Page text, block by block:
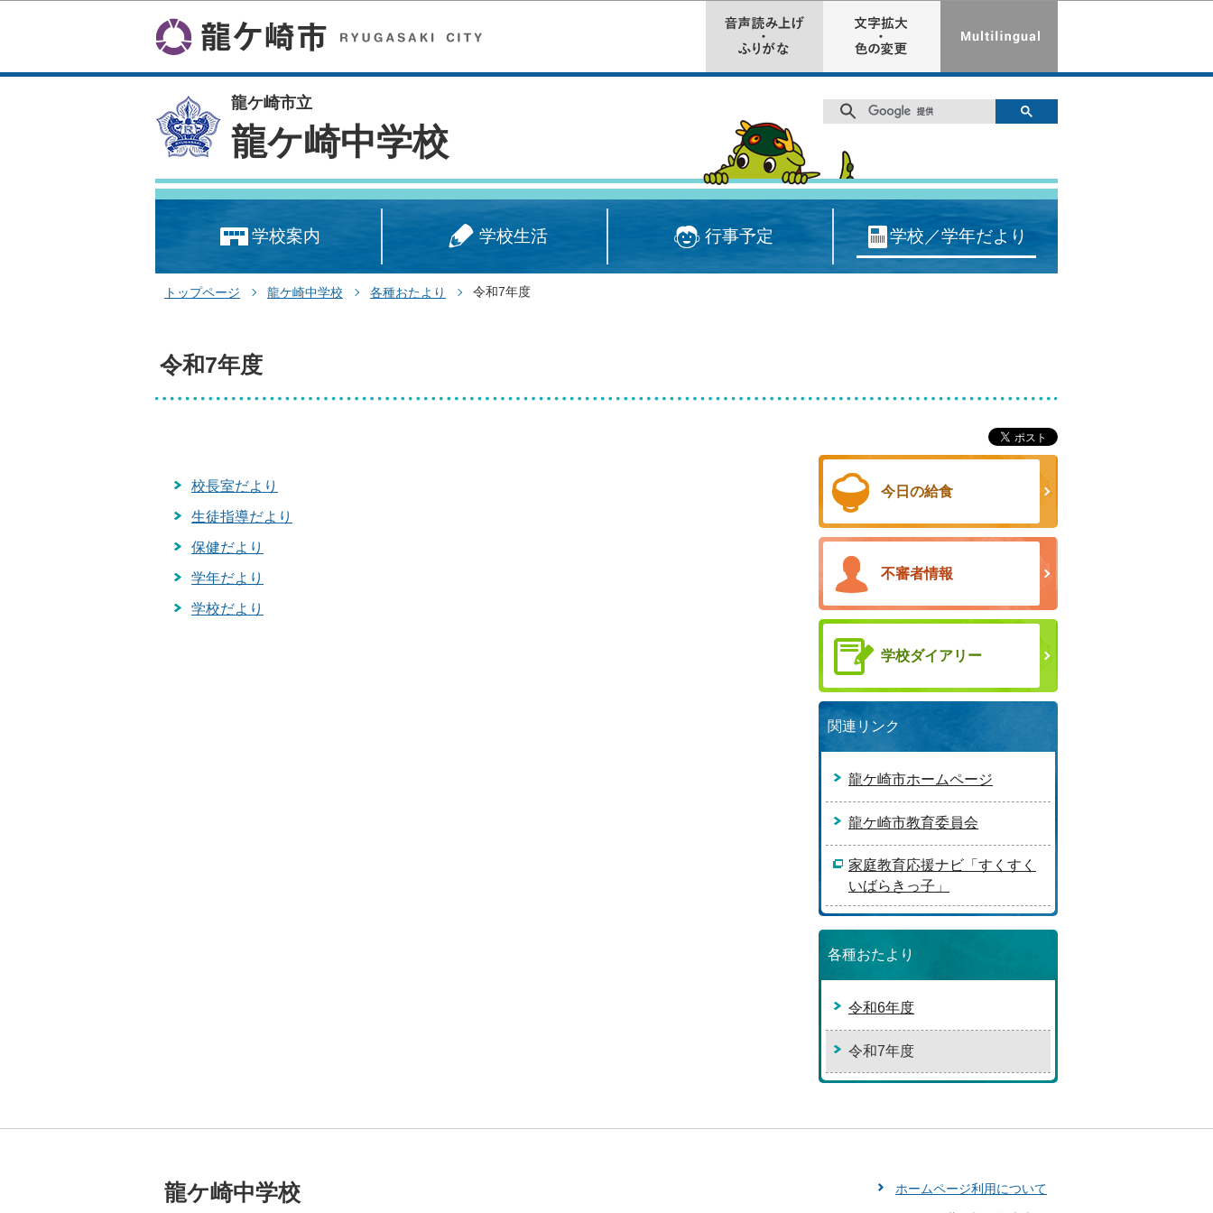
龍ケ崎市立
龍ケ崎中学校
学校案内 学校生活 行事予定 学校／学年だより
トップページ 龍ケ崎中学校 各種おたより 令和7年度
令和7年度
校長室だより
生徒指導だより
保健だより
学年だより
学校だより
今日の給食
不審者情報
学校ダイアリー
関連リンク
龍ケ崎市ホームページ
龍ケ崎市教育委員会
家庭教育応援ナビ「すくすく
いばらきっ子」
各種おたより
令和6年度
令和7年度
ホームページ利用について
龍ケ崎中学校